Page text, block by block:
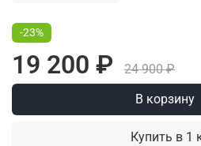
-23%
19 200 ₽
24 900 ₽
В корзину
Купить в 1